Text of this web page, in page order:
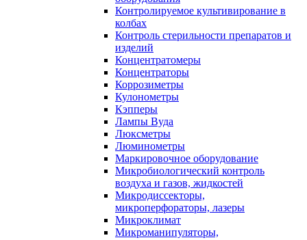
Контролируемое культивирование в
колбах
Контроль стерильности препаратов и
изделий
Концентратомеры
Концентраторы
Коррозиметры
Кулонометры
Кэпперы
Лампы Вуда
Люксметры
Люминометры
Маркировочное оборудование
Микробиологический контроль
воздуха и газов, жидкостей
Микродиссекторы,
микроперфораторы, лазеры
Микроклимат
Микроманипуляторы,